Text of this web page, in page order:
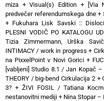
miza + Visual(s) Edition +
[Via
predvečer referendumskega dne+
+ Fukuhara Lisk Savski ::
PLESNI VODIČ PO KATALOGU
Tizia Zimmermann, Urška Savič
INTIMACY / work in progress +
na PixxelPoint v Novi Gorici+
[vabljeni] Studio 8.1 / Jan Kopač –
THEORY / big-bend Cirkulacija 2+
3? + ŽIVI FOSIL / Tatiana
nestanovitni mediji + Nina Stopar –